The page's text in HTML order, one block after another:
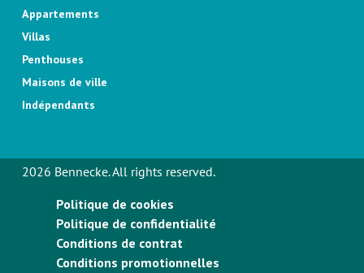
Appartements
Villas
Penthouses
Maisons de ville
Indépendants
2026 Bennecke. All rights reserved.
Politique de cookies
Politique de confidentialité
Conditions de contrat
Conditions promotionnelles